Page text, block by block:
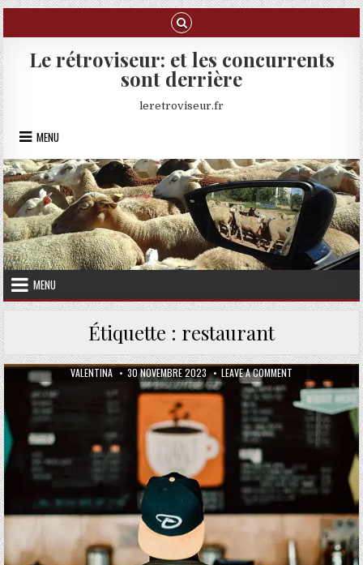
Skip to content
Le rétroviseur: et les concurrents
sont derrière
leretroviseur.fr
MENU
MENU
Étiquette : restaurant
AUTHOR:
VALENTINA PUBLISHED DATE:
30 NOVEMBRE 2023 LEAVE A COMMENT ON LE FUTUR